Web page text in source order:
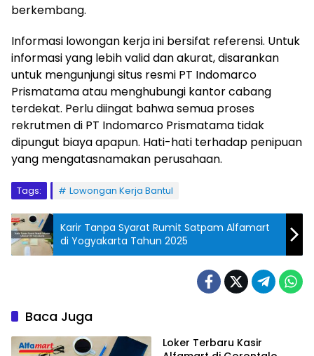
berkembang.
Informasi lowongan kerja ini bersifat referensi. Untuk
informasi yang lebih valid dan akurat, disarankan
untuk mengunjungi situs resmi PT Indomarco
Prismatama atau menghubungi kantor cabang
terdekat. Perlu diingat bahwa semua proses
rekrutmen di PT Indomarco Prismatama tidak
dipungut biaya apapun. Hati-hati terhadap penipuan
yang mengatasnamakan perusahaan.
Tags: Lowongan Kerja Bantul
Karir Tanpa Syarat Rumit Satpam Alfamart
di Yogyakarta Tahun 2025
Baca Juga
Loker Terbaru Kasir